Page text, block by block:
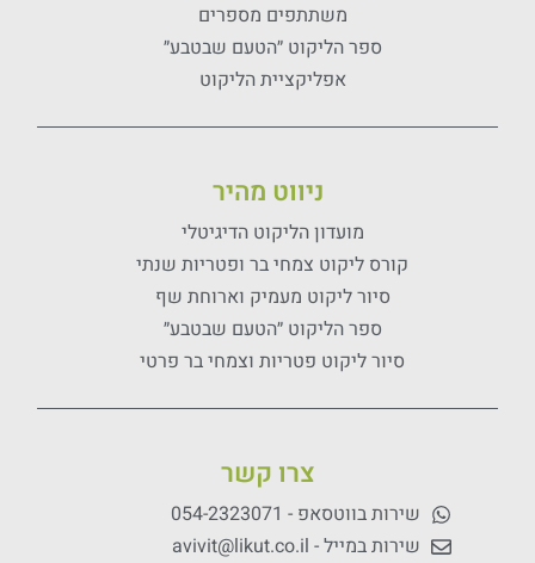
משתתפים מספרים
ספר הליקוט ״הטעם שבטבע״
אפליקציית הליקוט
ניווט מהיר
מועדון הליקוט הדיגיטלי
קורס ליקוט צמחי בר ופטריות שנתי
סיור ליקוט מעמיק וארוחת שף
ספר הליקוט ״הטעם שבטבע״
סיור ליקוט פטריות וצמחי בר פרטי
צרו קשר
שירות בווטסאפ - 054-2323071
שירות במייל - avivit@likut.co.il